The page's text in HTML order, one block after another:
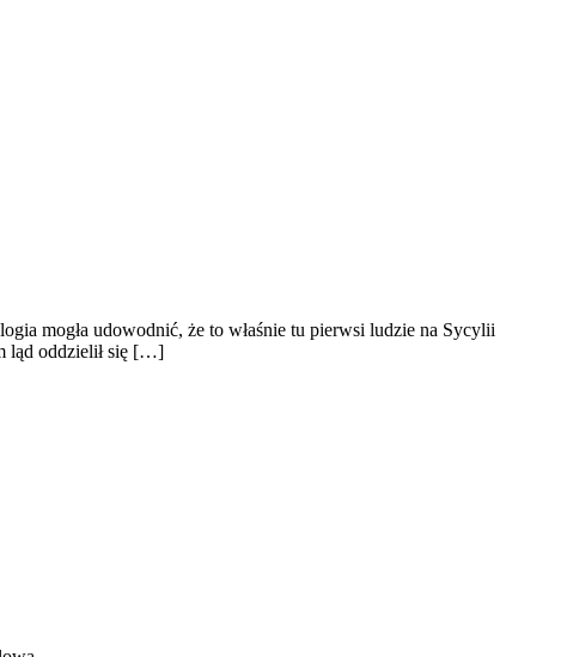
mogła udowodnić, że to właśnie tu pierwsi ludzie na Sycylii
ląd oddzielił się […]